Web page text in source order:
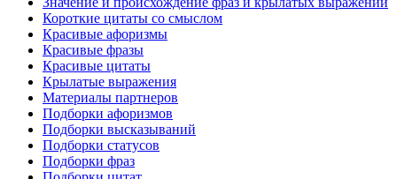
Короткие цитаты со смыслом
Красивые афоризмы
Красивые фразы
Красивые цитаты
Крылатые выражения
Материалы партнеров
Подборки афоризмов
Подборки высказываний
Подборки статусов
Подборки фраз